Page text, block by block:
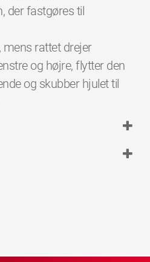
der fastgøres til
rattet drejer
og højre, flytter den
og skubber hjulet til